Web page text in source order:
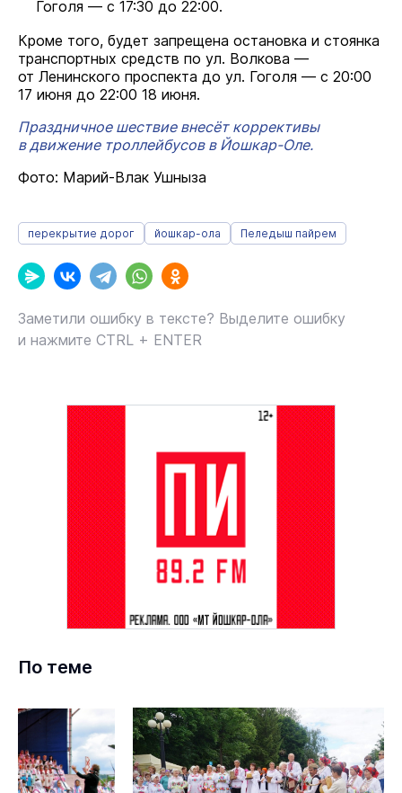
Гоголя — с 17:30 до 22:00.
Кроме того, будет запрещена остановка и стоянка
транспортных средств по ул. Волкова —
от Ленинского проспекта до ул. Гоголя — с 20:00
17 июня до 22:00 18 июня.
Праздничное шествие внесёт коррективы
в движение троллейбусов в Йошкар-Оле.
Фото: Марий-Влак Ушныза
перекрытие дорог йошкар-ола Пеледыш пайрем
Заметили ошибку в тексте? Выделите ошибку
и нажмите CTRL + ENTER
По теме